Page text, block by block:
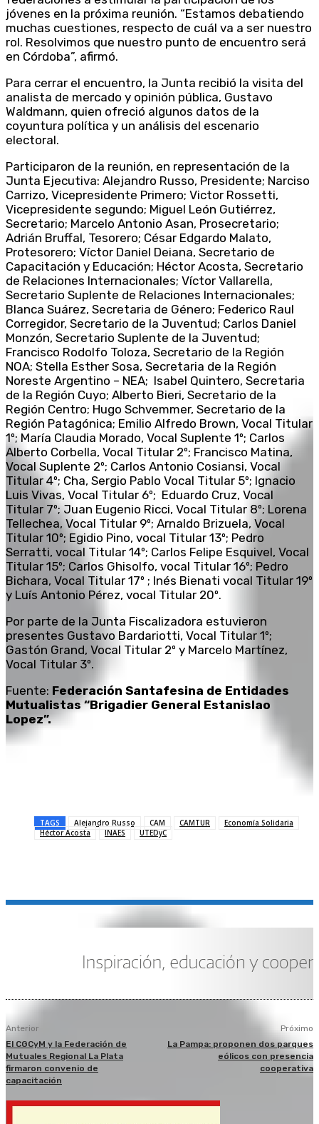
jóvenes en la próxima reunión. “Estamos debatiendo
muchas cuestiones, respecto de cuál va a ser nuestro
rol. Resolvimos que nuestro punto de encuentro será
en Córdoba”, afirmó.
Para cerrar el encuentro, la Junta recibió la visita del
analista de mercado y opinión pública, Gustavo
Waldmann, quien ofreció algunos datos de la
coyuntura política y un análisis del escenario
electoral.
Participaron de la reunión, en representación de la
Junta Ejecutiva: Alejandro Russo, Presidente; Narciso
Carrizo, Vicepresidente Primero; Victor Rossetti,
Vicepresidente segundo; Miguel León Gutiérrez,
Secretario; Marcelo Antonio Asan, Prosecretario;
Adrián Bruffal, Tesorero; César Edgardo Malato,
Protesorero; Víctor Daniel Deiana, Secretario de
Capacitación y Educación; Héctor Acosta, Secretario
de Relaciones Internacionales; Víctor Vallarella,
Secretario Suplente de Relaciones Internacionales;
Blanca Suárez, Secretaria de Género; Federico Raul
Corregidor, Secretario de la Juventud; Carlos Daniel
Monzón, Secretario Suplente de la Juventud;
Francisco Rodolfo Toloza, Secretario de la Región
NOA; Stella Esther Sosa, Secretaria de la Región
Noreste Argentino – NEA; Isabel Quintero, Secretaria
de la Región Cuyo; Alberto Bieri, Secretario de la
Región Centro; Hugo Schvemmer, Secretario de la
Región Patagónica; Emilio Alfredo Brown, Vocal Titular
1º; María Claudia Morado, Vocal Suplente 1º; Carlos
Alberto Corbella, Vocal Titular 2º; Francisco Matina,
Vocal Suplente 2º; Carlos Antonio Cosiansi, Vocal
Titular 4º; Cha, Sergio Pablo Vocal Titular 5º; Ignacio
Luis Vivas, Vocal Titular 6º; Eduardo Cruz, Vocal
Titular 7º; Juan Eugenio Ricci, Vocal Titular 8º; Lorena
Tellechea, Vocal Titular 9º; Arnaldo Brizuela, Vocal
Titular 10º; Egidio Pino, vocal Titular 13º; Pedro
Serratti, vocal Titular 14º; Carlos Felipe Esquivel, Vocal
Titular 15º; Carlos Ghisolfo, vocal Titular 16º; Pedro
Bichara, Vocal Titular 17º ; Inés Bienati vocal Titular 19º
y Luís Antonio Pérez, vocal Titular 20º.
Por parte de la Junta Fiscalizadora estuvieron
presentes Gustavo Bardariotti, Vocal Titular 1º;
Gastón Grand, Vocal Titular 2º y Marcelo Martínez,
Vocal Titular 3º.
Fuente: Federación Santafesina de Entidades
Mutualistas “Brigadier General Estanislao
Lopez”.
TAGS Alejandro Russo CAM CAMTUR
Economía Solidaria
Héctor Acosta
INAES UTEDyC
Anterior
El CGCyM y la Federación de
Mutuales Regional La Plata
firmaron convenio de
capacitación
Próximo
La Pampa: proponen dos parques
eólicos con presencia
cooperativa